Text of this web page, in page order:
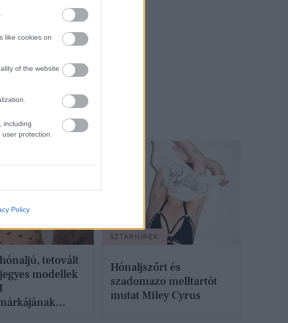
like cookies on
of the website
including
protection.
Policy
kell!
tetovált
modellek
SZTÁRHÍREK
Hónaljszőrt és
szadomazo melltartót
mutat Miley Cyrus